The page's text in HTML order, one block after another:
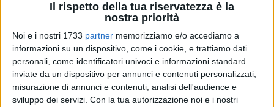
Il rispetto della tua riservatezza è la
nostra priorità
Noi e i nostri 1733 partner memorizziamo e/o accediamo a
informazioni su un dispositivo, come i cookie, e trattiamo dati
personali, come identificatori univoci e informazioni standard
inviate da un dispositivo per annunci e contenuti personalizzati,
misurazione di annunci e contenuti, analisi dell'audience e
sviluppo dei servizi. Con la tua autorizzazione noi e i nostri
settimane, fin dal 22 agosto, che Simone Giunta e compagni
puntano a confermare all'esordio davanti al loro pubblico. Il
PalaDolmen riapre finalmente a una capienza decisamente
più consistente rispetto alle stringenti normative anti-Covid
che hanno caratterizzato la passata stagione. Prima
assoluta da capitano nerazzurro per Filiberto Dri, al ritorno
con la canotta biscegliese già indossata nel torneo 2019-